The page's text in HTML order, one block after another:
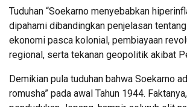
Tuduhan “Soekarno menyebabkan
dipahami dibandingkan penjelasan
ekonomi pasca kolonial, pembiayaan
regional, serta tekanan geopolitik akibat
Demikian pula tuduhan bahwa Soekarno
romusha” pada awal Tahun 1944.